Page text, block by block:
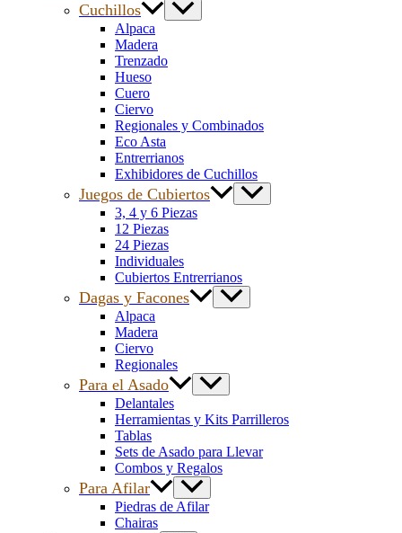
Cuchillos
Alpaca
Madera
Trenzado
Hueso
Cuero
Ciervo
Regionales y Combinados
Eco Asta
Entrerrianos
Exhibidores de Cuchillos
Juegos de Cubiertos
3, 4 y 6 Piezas
12 Piezas
24 Piezas
Individuales
Cubiertos Entrerrianos
Dagas y Facones
Alpaca
Madera
Ciervo
Regionales
Para el Asado
Delantales
Herramientas y Kits Parrilleros
Tablas
Sets de Asado para Llevar
Combos y Regalos
Para Afilar
Piedras de Afilar
Chairas